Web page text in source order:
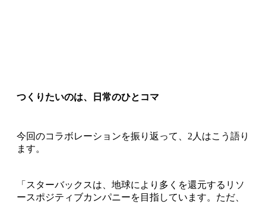
つくりたいのは、日常のひとコマ
今回のコラボレーションを振り返って、2人はこう語り
ます。
「スターバックスは、地球により多くを還元するリソ
ースポジティブカンパニーを目指しています。ただ、